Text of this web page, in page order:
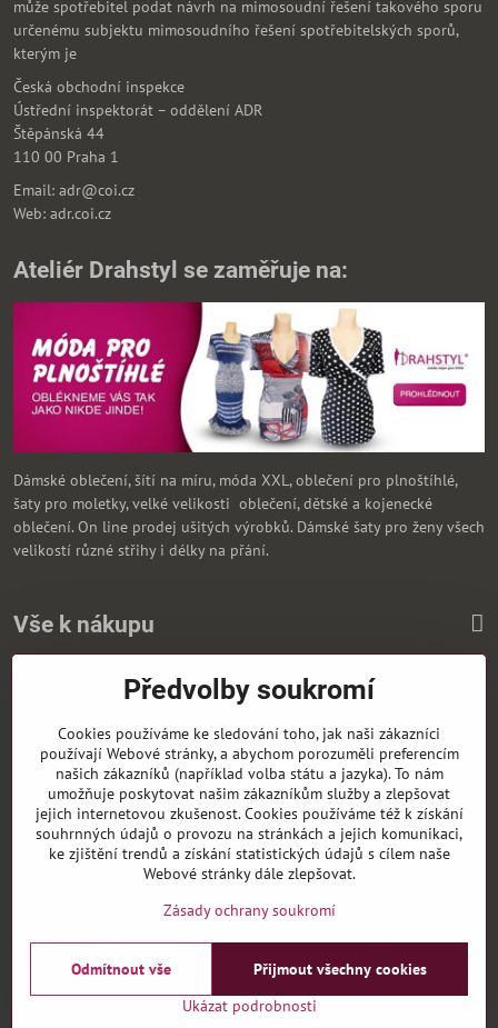
může spotřebitel podat návrh na mimosoudní řešení takového sporu
určenému subjektu mimosoudního řešení spotřebitelských sporů,
kterým je
Česká obchodní inspekce
Ústřední inspektorát – oddělení ADR
Štěpánská 44
110 00 Praha 1
Email: adr@coi.cz
Web: adr.coi.cz
Ateliér Drahstyl se zaměřuje na:
Dámské oblečení, šítí na míru, móda XXL, oblečení pro plnoštíhlé,
šaty pro moletky, velké velikosti oblečení, dětské a kojenecké
oblečení. On line prodej ušitých výrobků. Dámské šaty pro ženy všech
velikostí různé střihy i délky na přání.
Vše k nákupu
Zasíláme i na Slovensko
©2026CopyrightPředvolby soukromíZásady ochrany soukromí
Vytvořeno systémem:ByznysWeb.cz
Předvolby soukromí
Cookies používáme ke sledování toho, jak naši zákazníci
používají Webové stránky, a abychom porozuměli preferencím
našich zákazníků (například volba státu a jazyka). To nám
umožňuje poskytovat našim zákazníkům služby a zlepšovat
jejich internetovou zkušenost. Cookies používáme též k získání
souhrnných údajů o provozu na stránkách a jejich komunikaci,
ke zjištění trendů a získání statistických údajů s cílem naše
Webové stránky dále zlepšovat.
Zásady ochrany soukromí
Ukázat podrobnosti
Přijmout všechny cookies
Odmítnout vše